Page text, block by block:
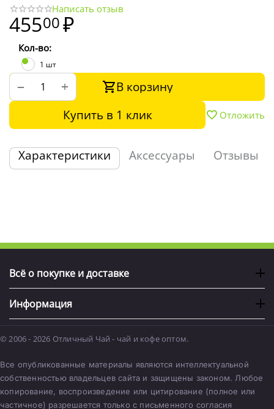
Написать отзыв
45500₽
Кол-во:
1 шт
+
−
В корзину
Купить в 1 клик
Отложить
Характеристики Аксессуары Отзывы
Всё о покупке и доставке
Информация
© 2006 - 2026 Отличный Чай - чай и кофе оптом.
Все опубликованные материалы являются интеллектуальной
собственностью владельцев сайта и защищены законом. Любое
копирование, воспроизведение или цитирование (полное или
частичное) разрешается только с письменного согласия